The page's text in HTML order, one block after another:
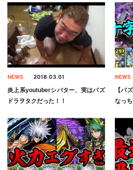
NEWS 2018.03.01
炎上系youtuberシバター、実はパズ
ドラヲタクだった！！
NEWS
【パ
なっ